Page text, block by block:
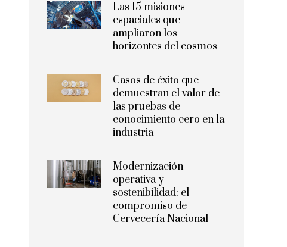
Las 15 misiones
espaciales que
ampliaron los
horizontes del cosmos
Casos de éxito que
demuestran el valor de
las pruebas de
conocimiento cero en la
industria
Modernización
operativa y
sostenibilidad: el
compromiso de
Cervecería Nacional